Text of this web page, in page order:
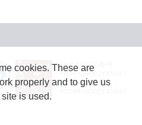
JASRAC許諾番号：
9024936001Y45037
JASRAC許諾番号：
cookies. These are
properly and to give us
is used.